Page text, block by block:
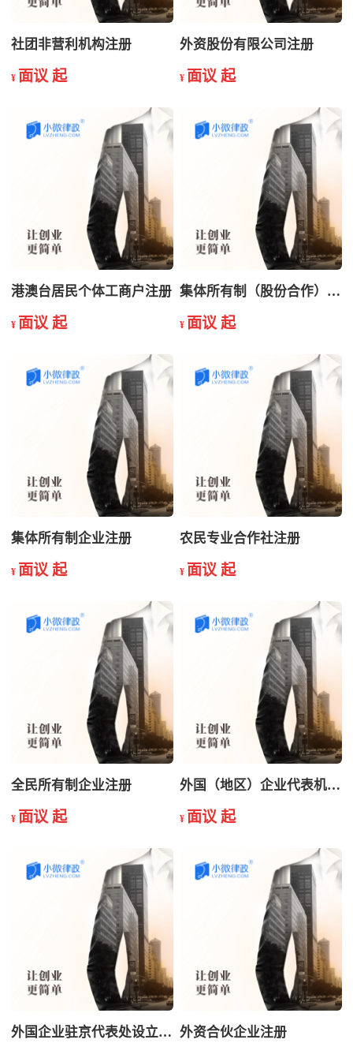
社团非营利机构注册
¥ 面议 起
外资股份有限公司注册
¥ 面议 起
港澳台居民个体工商户注册
¥ 面议 起
集体所有制（股份合作）注册
¥ 面议 起
集体所有制企业注册
¥ 面议 起
农民专业合作社注册
¥ 面议 起
全民所有制企业注册
¥ 面议 起
外国（地区）企业代表机构注册
¥ 面议 起
外国企业驻京代表处设立开业 外资合伙企业注册